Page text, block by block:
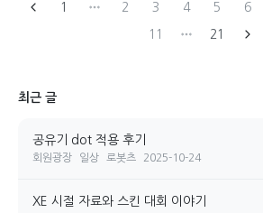
1 2 3 4 5 6
11 21
최근 글
공유기 dot 적용 후기
회원광장 일상 로봇츠 2025-10-24
XE 시절 자료와 스킨 대회 이야기